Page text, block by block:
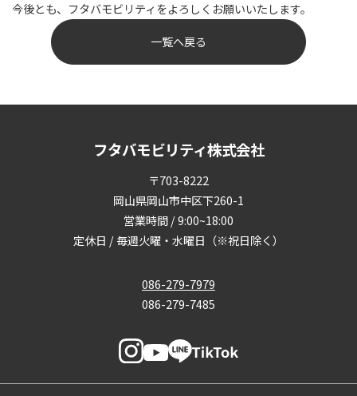
今後とも、フタバモビリティをよろしくお願いいたします。
一覧へ戻る
フタバモビリティ株式会社
〒703-8222
岡山県岡山市中区下260-1
営業時間 / 9:00~18:00
定休日 / 毎週火曜・水曜日（※祝日除く）
086-279-7979
086-279-7485